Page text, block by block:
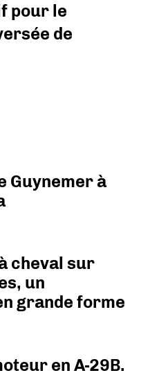
pour le
de
Guynemer à
cheval sur
un
grande forme
en A-29B.